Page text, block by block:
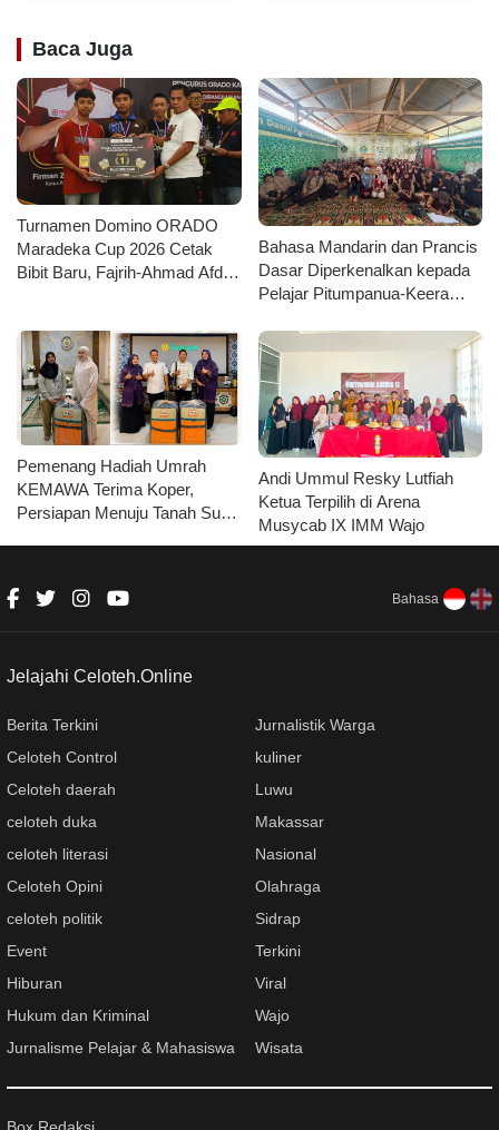
Baca Juga
Turnamen Domino ORADO
Maradeka Cup 2026 Cetak
Bibit Baru, Fajrih-Ahmad Afdal
Bahasa Mandarin dan Prancis
Dasar Diperkenalkan kepada
Pelajar Pitumpanua-Keera
di Wajo
Pemenang Hadiah Umrah
KEMAWA Terima Koper,
Persiapan Menuju Tanah Suci
Andi Ummul Resky Lutfiah
Ketua Terpilih di Arena
Musycab IX IMM Wajo
Bahasa
Jelajahi Celoteh.Online
Berita Terkini
Celoteh Control
Celoteh daerah
celoteh duka
celoteh literasi
Celoteh Opini
celoteh politik
Event
Hiburan
Hukum dan Kriminal
Jurnalisme Pelajar & Mahasiswa
Jurnalistik Warga
kuliner
Luwu
Makassar
Nasional
Olahraga
Sidrap
Terkini
Viral
Wajo
Wisata